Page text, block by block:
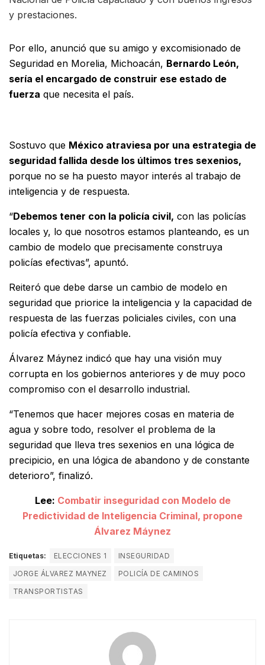
y prestaciones.
Por ello, anunció que su amigo y excomisionado de
Seguridad en Morelia, Michoacán, Bernardo León,
sería el encargado de construir ese estado de
fuerza que necesita el país.
Sostuvo que México atraviesa por una estrategia de
seguridad fallida desde los últimos tres sexenios,
porque no se ha puesto mayor interés al trabajo de
inteligencia y de respuesta.
“Debemos tener con la policía civil, con las policías
locales y, lo que nosotros estamos planteando, es un
cambio de modelo que precisamente construya
policías efectivas”, apuntó.
Reiteró que debe darse un cambio de modelo en
seguridad que priorice la inteligencia y la capacidad de
respuesta de las fuerzas policiales civiles, con una
policía efectiva y confiable.
Álvarez Máynez indicó que hay una visión muy
corrupta en los gobiernos anteriores y de muy poco
compromiso con el desarrollo industrial.
“Tenemos que hacer mejores cosas en materia de
agua y sobre todo, resolver el problema de la
seguridad que lleva tres sexenios en una lógica de
precipicio, en una lógica de abandono y de constante
deterioro”, finalizó.
Lee: Combatir inseguridad con Modelo de
Predictividad de Inteligencia Criminal, propone
Álvarez Máynez
Etiquetas: ELECCIONES 1
INSEGURIDAD
JORGE ÁLVAREZ MAYNEZ
POLICÍA DE CAMINOS
TRANSPORTISTAS